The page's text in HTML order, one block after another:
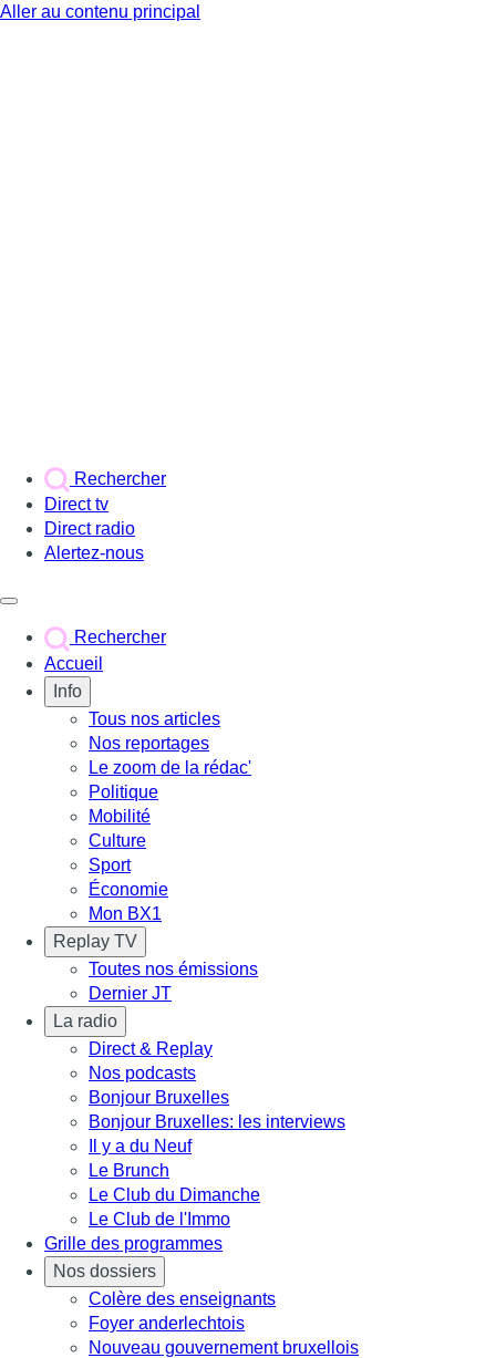
Aller au contenu principal
Rechercher
Direct tv
Direct radio
Alertez-nous
Rechercher
Accueil
Info
Tous nos articles
Nos reportages
Le zoom de la rédac'
Politique
Mobilité
Culture
Sport
Économie
Mon BX1
Replay TV
Toutes nos émissions
Dernier JT
La radio
Direct & Replay
Nos podcasts
Bonjour Bruxelles
Bonjour Bruxelles: les interviews
Il y a du Neuf
Le Brunch
Le Club du Dimanche
Le Club de l'Immo
Grille des programmes
Nos dossiers
Colère des enseignants
Foyer anderlechtois
Nouveau gouvernement bruxellois